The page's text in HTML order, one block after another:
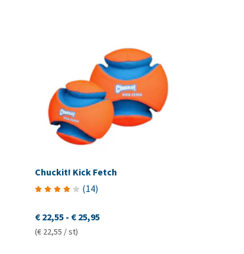
Chuckit! Kick Fetch
(14)
€ 22,55- € 25,95
(€ 22,55 / st)